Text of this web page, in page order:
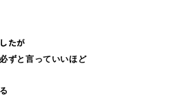
たが
ずと言っていいほど